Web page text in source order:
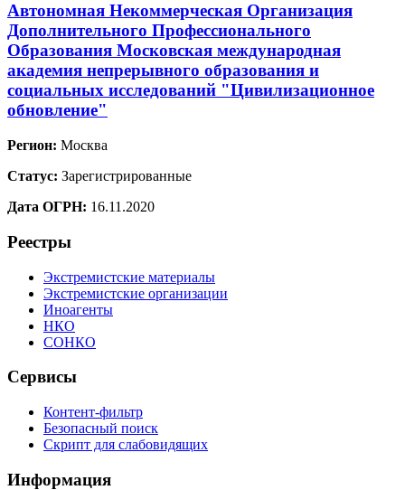
Автономная Некоммерческая Организация
Дополнительного Профессионального
Образования Московская международная
академия непрерывного образования и
социальных исследований "Цивилизационное
обновление"
Регион: Москва
Статус: Зарегистрированные
Дата ОГРН: 16.11.2020
Реестры
Экстремистские материалы
Экстремистские организации
Иноагенты
НКО
СОНКО
Сервисы
Контент-фильтр
Безопасный поиск
Скрипт для слабовидящих
Информация